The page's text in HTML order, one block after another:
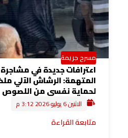
مسرح جريمة
اعترافات جديدة في
المتهمة: الرشاش الآلي
لحماية نفسي من اللصوص
الاثنين 6 يوليو 2026 3:12 م
متابعة القراءة